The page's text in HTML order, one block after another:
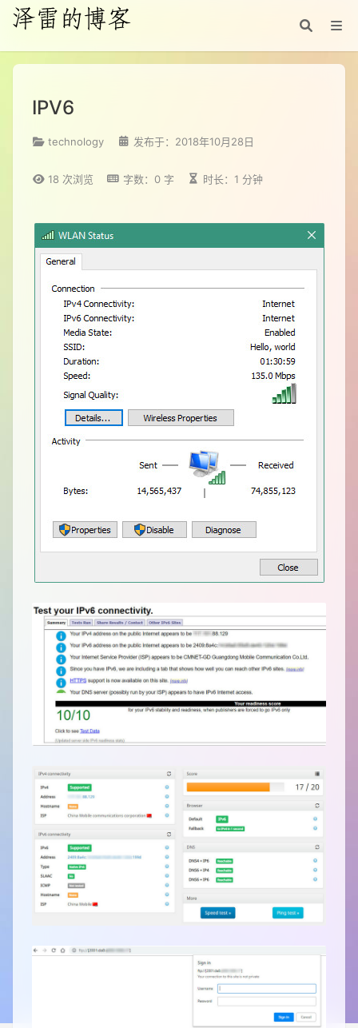
IPV6
technology 发布于：2018年10月28日
18 次浏览 字数：0 字 时长：1 分钟